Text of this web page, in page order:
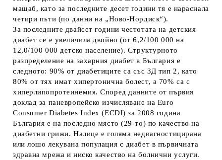
мащаб, като за последните десет години тя е нараснала
четири пъти (по данни на „Ново-Нордиск“).
За последните двайсет години честотата на детския
диабет се е увеличила двойно (от 6,2/100 000 на
12,0/100 000 детско население). Структурното
разпределение на захарния диабет в България е
следното: 90% от диабетиците са със ЗД тип 2, като
80% от тях имат хипертонична болест, а 70% са с
хиперлипопротеинемия. Според данните от първия
доклад за паневропейско изчисляване на Euro
Consumer Diabetes Index (ECDI) за 2008 година
България е на последно място (29-то) по качество на
диабетни грижи. Налице е голяма недиагностицирана
или лошо лекувана популация с диабет в първичната
здравна мрежа и ниско качество на болнични услуги.